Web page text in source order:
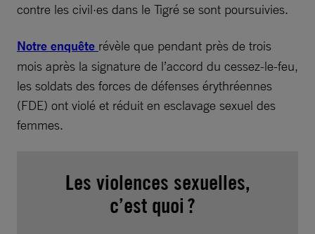
contre les civil·es dans le Tigré se sont poursuivies.
Notre enquête révèle que pendant près de trois
mois après la signature de l’accord du cessez-le-feu,
les soldats des forces de défenses érythréennes
(FDE) ont violé et réduit en esclavage sexuel des
femmes.
Les violences sexuelles,
c’est quoi ?